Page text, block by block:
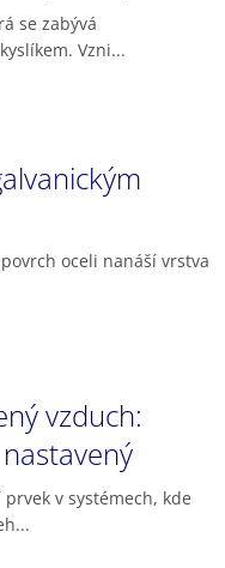
se zabývá
Vzni...
oceli nanáší vrstva
vzduch:
v systémech, kde